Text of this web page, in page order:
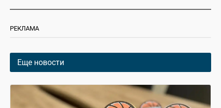
РЕКЛАМА
Еще новости